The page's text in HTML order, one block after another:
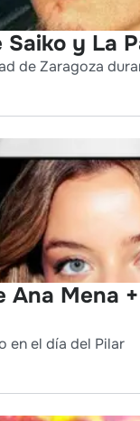
y La
de Zaragoza
Mena
en el día del Pilar